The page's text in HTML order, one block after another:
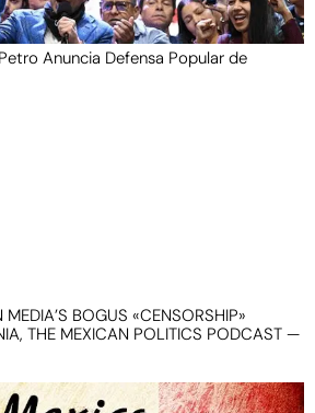
Anuncia Defensa Popular de
BOGUS «CENSORSHIP»
THE MEXICAN POLITICS PODCAST —